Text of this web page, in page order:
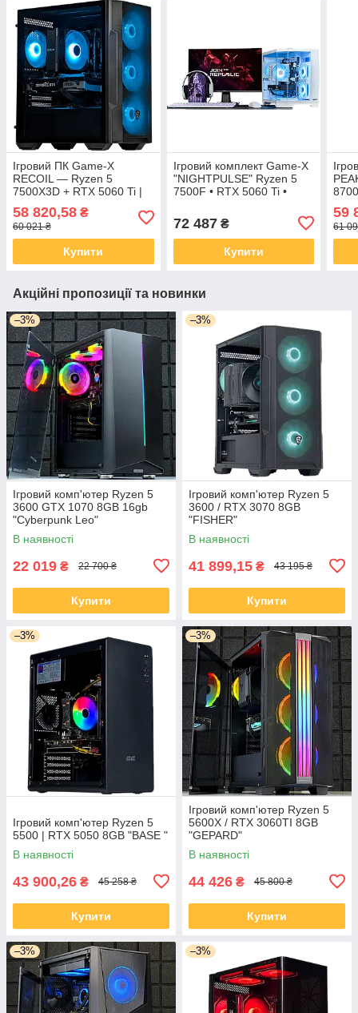
Ігровий ПК Game-X
RECOIL — Ryzen 5
7500X3D + RTX 5060 Ti |
58 820,58 ₴
60 021 ₴
Купити
Ігровий комплект Game-X
"NIGHTPULSE" Ryzen 5
7500F • RTX 5060 Ti •
Gaming Set
72 487₴
Купити
59
61
Акційні пропозиції та новинки
–3%
Ігровий комп'ютер Ryzen 5
3600 GTX 1070 8GB 16gb
"Cyberpunk Leo"
В наявності
22 019 ₴ 22 700 ₴
Купити
–3%
Ігровий комп'ютер Ryzen 5
3600 / RTX 3070 8GB
"FISHER"
В наявності
41 899,15 ₴ 43 195 ₴
Купити
–3%
Ігровий комп'ютер Ryzen 5
5500 | RTX 5050 8GB "BASE "
В наявності
43 900,26 ₴ 45 258 ₴
Купити
–3%
Ігровий комп'ютер Ryzen 5
5600X / RTX 3060TI 8GB
"GEPARD"
В наявності
44 426 ₴ 45 800 ₴
Купити
–3% –3%